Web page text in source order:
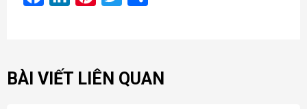
BÀI VIẾT LIÊN QUAN